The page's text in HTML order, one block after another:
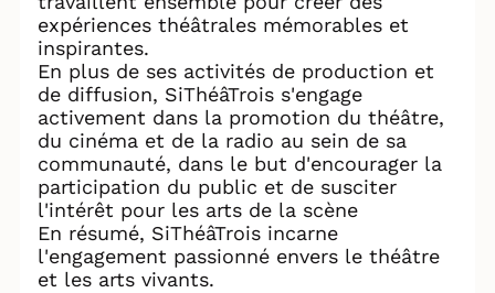
expériences théâtrales mémorables et
inspirantes.
En plus de ses activités de production et
de diffusion, SiThéâTrois s'engage
activement dans la promotion du théâtre,
du cinéma et de la radio au sein de sa
communauté, dans le but d'encourager la
participation du public et de susciter
l'intérêt pour les arts de la scène
En résumé, SiThéâTrois incarne
l'engagement passionné envers le théâtre
et les arts vivants.